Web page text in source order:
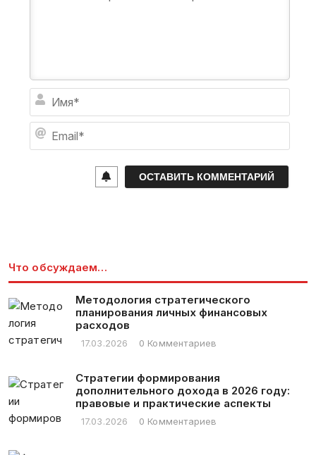
я
Что обсуждаем…
Методология стратегического
планирования личных финансовых
расходов
17.03.2026 0 Комментариев
Стратегии формирования
дополнительного дохода в 2026 году:
правовые и практические аспекты
17.03.2026 0 Комментариев